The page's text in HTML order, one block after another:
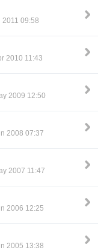
09:58
2010 11:43
2009 12:50
2008 07:37
2007 11:47
2006 12:25
2005 13:38